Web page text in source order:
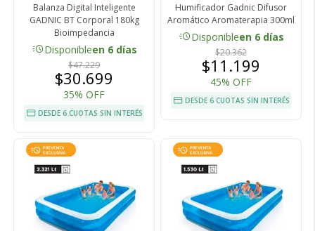
Balanza Digital Inteligente
GADNIC BT Corporal 180kg
Bioimpedancia
acuteDisponibleen 6 días
$47.229
$30.699
35% OFF
DESDE 6 CUOTAS SIN INTERÉS
Humificador Gadnic Difusor
Aromático Aromaterapia 300ml
acuteDisponibleen 6 días
$20.362
$11.199
45% OFF
DESDE 6 CUOTAS SIN INTERÉS